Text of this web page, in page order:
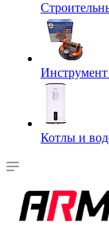
Инструмент
Котлы и